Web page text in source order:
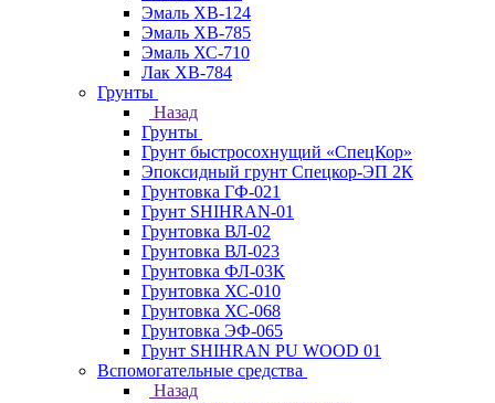
Эмаль ХВ-124
Эмаль ХВ-785
Эмаль ХС-710
Лак ХВ-784
Грунты
Назад
Грунты
Грунт быстросохнущий «СпецКор»
Эпоксидный грунт Спецкор-ЭП 2К
Грунтовка ГФ-021
Грунт SHIHRAN-01
Грунтовка ВЛ-02
Грунтовка ВЛ-023
Грунтовка ФЛ-03К
Грунтовка ХС-010
Грунтовка ХС-068
Грунтовка ЭФ-065
Грунт SHIHRAN PU WOOD 01
Вспомогательные средства
Назад